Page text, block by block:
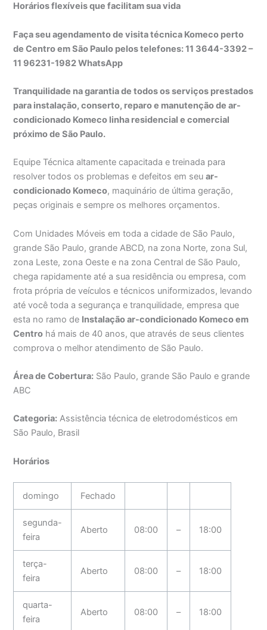
Horários flexíveis que facilitam sua vida
Faça seu agendamento de visita técnica Komeco perto
de Centro em São Paulo pelos telefones: 11 3644-3392 –
11 96231-1982 WhatsApp
Tranquilidade na garantia de todos os serviços prestados
para instalação, conserto, reparo e manutenção de ar-
condicionado Komeco linha residencial e comercial
próximo de São Paulo.
Equipe Técnica altamente capacitada e treinada para
resolver todos os problemas e defeitos em seuar-
condicionado Komeco, maquinário de última geração,
peças originais e sempre os melhores orçamentos.
Com Unidades Móveis em toda a cidade de São Paulo,
grande São Paulo, grande ABCD, na zona Norte, zona Sul,
zona Leste, zona Oeste e na zona Central de São Paulo,
chega rapidamente até a sua residência ou empresa, com
frota própria de veículos e técnicos uniformizados, levando
até você toda a segurança e tranquilidade, empresa que
esta no ramo de Instalação ar-condicionado Komeco em
Centro há mais de 40 anos, que através de seus clientes
comprova o melhor atendimento de São Paulo.
Área de Cobertura: São Paulo, grande São Paulo e grande
ABC
Categoria: Assistência técnica de eletrodomésticos em
São Paulo, Brasil
Horários
domingo Fechado
segunda-
feira
Aberto 08:00 – 18:00
terça-
feira
Aberto 08:00 – 18:00
quarta-
feira
Aberto 08:00 – 18:00